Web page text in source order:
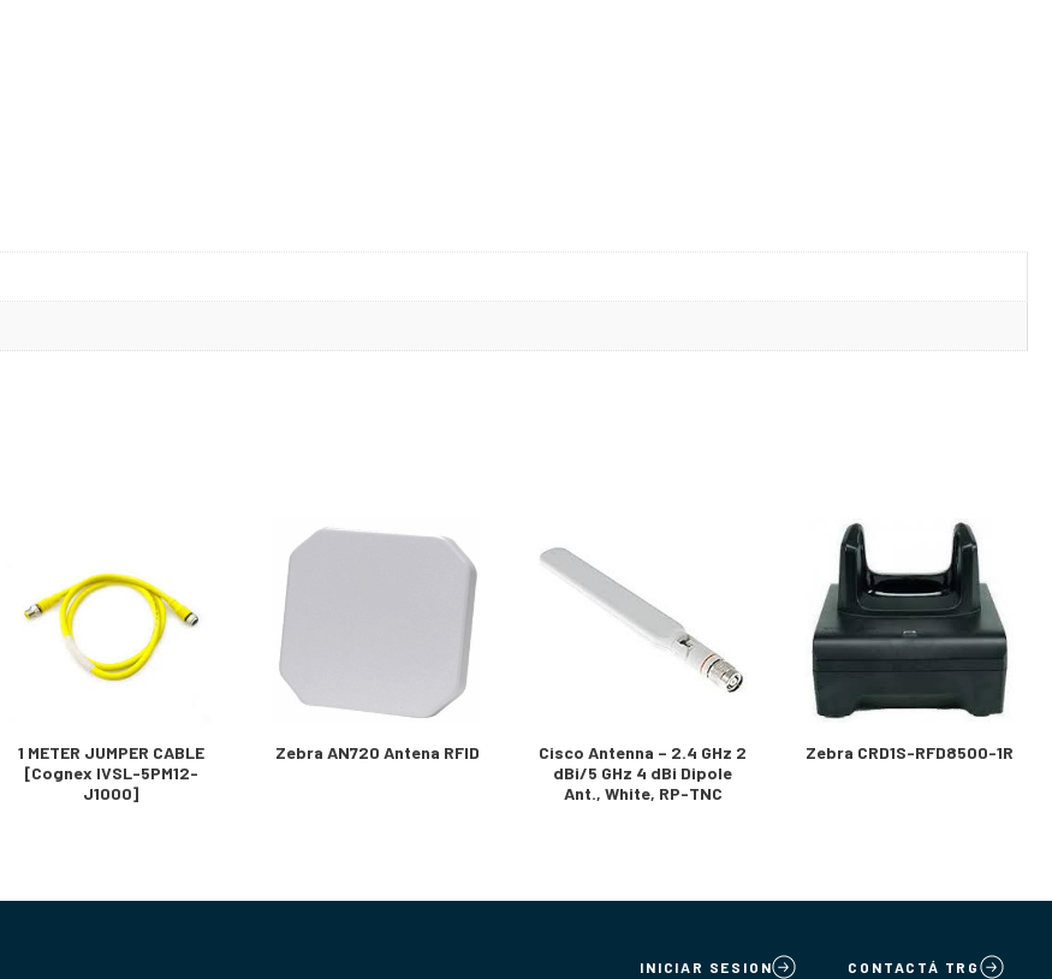
1 METER JUMPER CABLE
[Cognex IVSL-5PM12-
J1000]
Zebra AN720 Antena RFID
Cisco Antenna – 2.4 GHz 2
dBi/5 GHz 4 dBi Dipole
Ant., White, RP-TNC
Zebra CRD1S-RFD8500-1R
INICIAR SESION CONTACTÁ TRG